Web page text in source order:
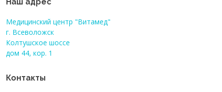
Медицинский центр "Витамед"
г. Всеволожск
Колтушское шоссе
дом 44, кор. 1
Контакты